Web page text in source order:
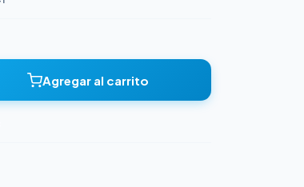
Agregar al carrito